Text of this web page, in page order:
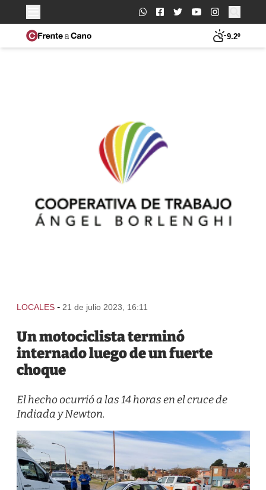
Buscar:
9.2º
LOCALES - 21 de julio 2023, 16:11
Un motociclista terminó
internado luego de un fuerte
choque
El hecho ocurrió a las 14 horas en el cruce de
Indiada y Newton.